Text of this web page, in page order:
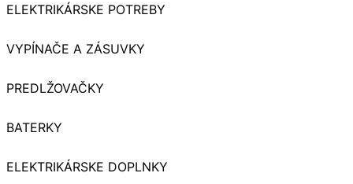
ELEKTRIKÁRSKE POTREBY
VYPÍNAČE A ZÁSUVKY
PREDLŽOVAČKY
BATERKY
ELEKTRIKÁRSKE DOPLNKY